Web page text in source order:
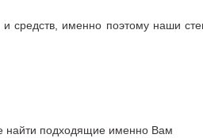
средств, именно поэтому наши
найти подходящие именно Вам